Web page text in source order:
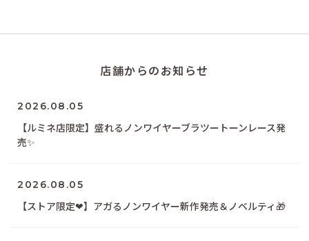
店舗からのお知らせ
2026.08.05
【ルミネ店限定】盛れるノンワイヤーブラツートーンレース発
売✨
2026.08.05
【ストア限定❤】アガるノンワイヤー新作発売＆ノベルティ🎁